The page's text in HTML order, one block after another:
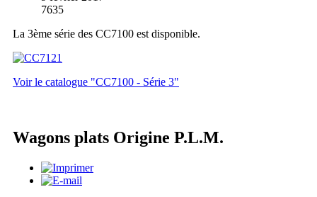
7635
La 3ème série des CC7100 est disponible.
Voir le catalogue "CC7100 - Série 3"
Wagons plats Origine P.L.M.